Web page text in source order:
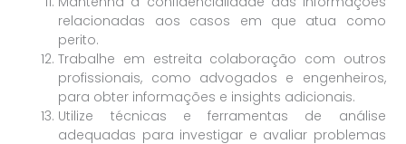
relacionadas aos casos em que atua como
perito.
Trabalhe em estreita colaboração com outros
profissionais, como advogados e engenheiros,
para obter informações e insights adicionais.
Utilize técnicas e ferramentas de análise
adequadas para investigar e avaliar problemas